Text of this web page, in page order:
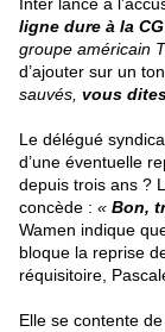
ligne dure à la
groupe américain
d’ajouter sur un
sauvés, vous
Le délégué
d’une éventuelle
depuis trois ans ?
concède : « Bon,
Wamen indique
bloque la reprise
réquisitoire,
Elle se contente